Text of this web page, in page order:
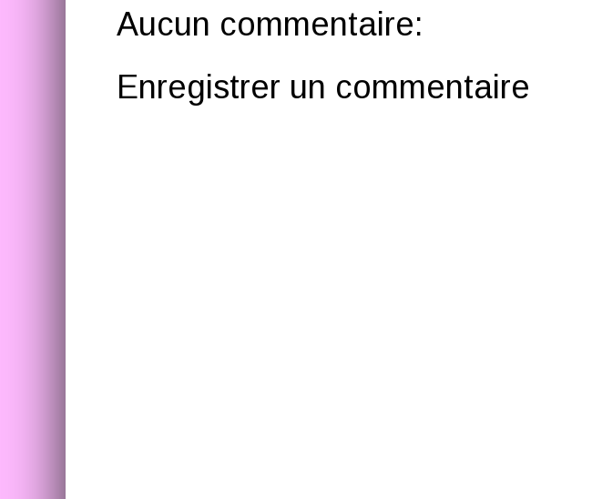
Aucun commentaire:
Enregistrer un commentaire